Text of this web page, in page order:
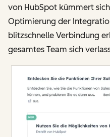
von HubSpot kümmert
Optimierung der
blitzschnelle Verbindung
gesamtes Team sich